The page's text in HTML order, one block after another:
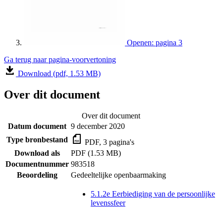
Openen: pagina 3
Ga terug naar pagina-voorvertoning
Download (pdf, 1.53 MB)
Over dit document
Over dit document
Datum document 9 december 2020
Type bronbestand
PDF, 3 pagina's
Download als
PDF (1.53 MB)
Documentnummer 983518
Beoordeling
Gedeeltelijke openbaarmaking
5.1.2e Eerbiediging van de persoonlijke
levenssfeer